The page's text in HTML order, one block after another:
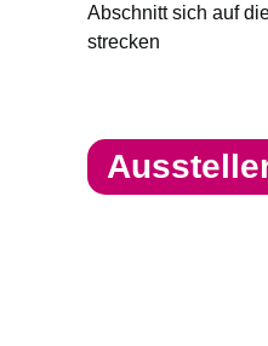
Abschnitt sich auf
strecken